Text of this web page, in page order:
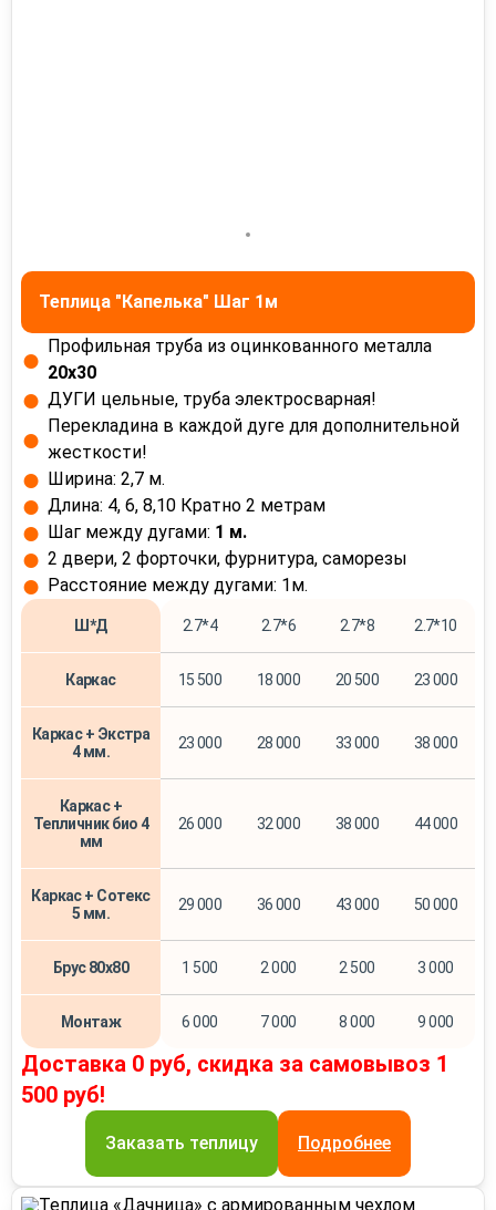
Теплица "Капелька" Шаг 1м
Профильная труба из оцинкованного металла
20х30
ДУГИ цельные, труба электросварная!
Перекладина в каждой дуге для дополнительной
жесткости!
Ширина: 2,7 м.
Длина: 4, 6, 8,10 Кратно 2 метрам
Шаг между дугами: 1 м.
2 двери, 2 форточки, фурнитура, саморезы
Расстояние между дугами: 1м.
Ш*Д 2.7*4 2.7*6 2.7*8 2.7*10
Каркас 15 500 18 000 20 500 23 000
Каркас + Экстра
4 мм.
23 000 28 000 33 000 38 000
Каркас +
Тепличник био 4
мм
26 000 32 000 38 000 44 000
Каркас + Сотекс
5 мм.
29 000 36 000 43 000 50 000
Брус 80х80 1 500 2 000 2 500 3 000
Монтаж 6 000 7 000 8 000 9 000
Доставка 0 руб, скидка за самовывоз 1
500 руб!
Заказать теплицу Подробнее